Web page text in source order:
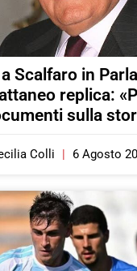
Scalfaro in
replica:
sulla
Colli 6 Agosto